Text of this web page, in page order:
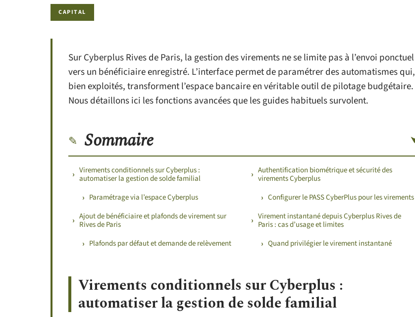
CAPITAL
Sur Cyberplus Rives de Paris, la gestion des virements ne se limite pas à l’envoi ponctuel
vers un bénéficiaire enregistré. L’interface permet de paramétrer des automatismes qui,
bien exploités, transforment l’espace bancaire en véritable outil de pilotage budgétaire.
Nous détaillons ici les fonctions avancées que les guides habituels survolent.
Sommaire
Virements conditionnels sur Cyberplus :
automatiser la gestion de solde familial
Paramétrage via l’espace Cyberplus
Ajout de bénéficiaire et plafonds de virement sur
Rives de Paris
Plafonds par défaut et demande de relèvement
Authentification biométrique et sécurité des
virements Cyberplus
Configurer le PASS CyberPlus pour les virements
Virement instantané depuis Cyberplus Rives de
Paris : cas d’usage et limites
Quand privilégier le virement instantané
Virements conditionnels sur Cyberplus :
automatiser la gestion de solde familial